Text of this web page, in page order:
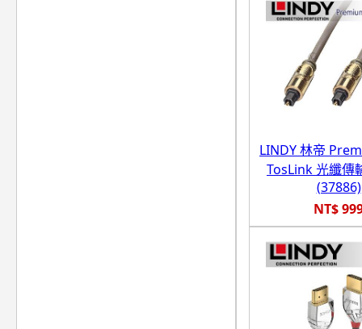
LINDY 林帝
TosLink 光纖傳
(37886)
NT$